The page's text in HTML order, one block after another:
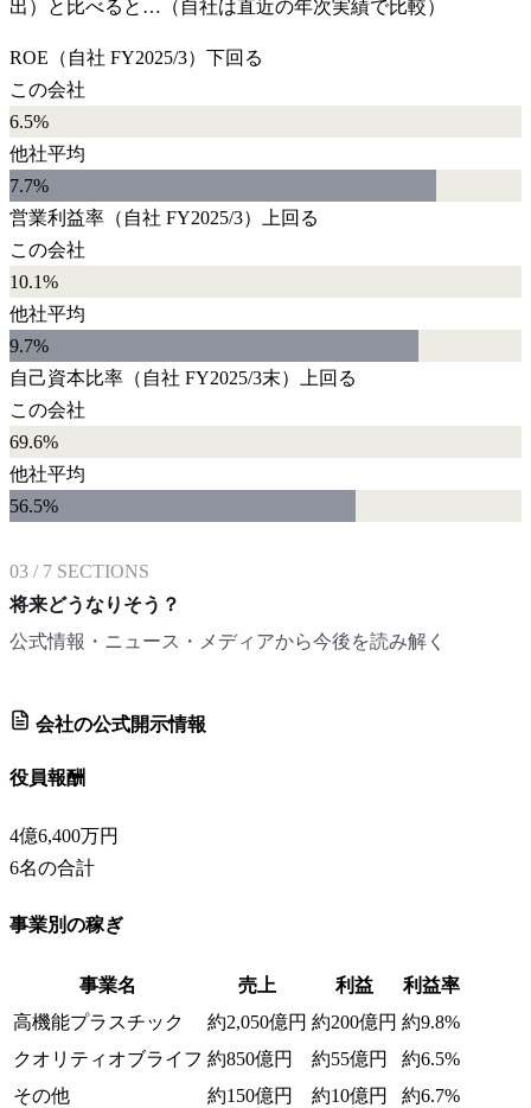
出）と比べると…（自社は直近の年次実績で比較）
ROE （自社 FY2025/3） 下回る
この会社
6.5%
他社平均
7.7%
営業利益率 （自社 FY2025/3）
上回る
この会社
10.1%
他社平均
9.7%
自己資本比率 （自社 FY2025/3末）
上回る
この会社
69.6%
他社平均
56.5%
03 / 7 SECTIONS
将来どうなりそう？
公式情報・ニュース・メディアから今後を読み解く
会社の公式開示情報
役員報酬
4億6,400万円
6名の合計
事業別の稼ぎ
事業名 売上 利益
利益率
高機能プラスチック
約2,050億円 約200億円 約9.8%
クオリティオブライフ 約850億円 約55億円
約6.5%
その他
約150億円 約10億円 約6.7%